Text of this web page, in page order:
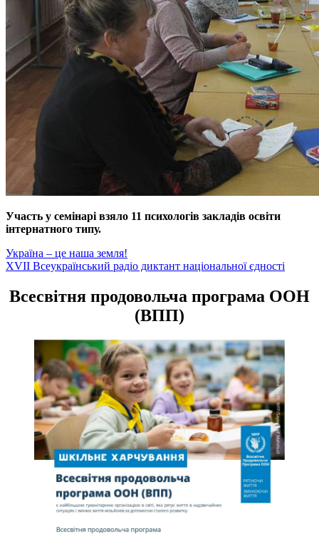
Участь у семінарі взяло 11 психологів закладів освіти
інтернатного типу.
Навігація
записів
Україна – це наша земля!
XVII Всеукраїнський радіо диктант національної єдності
Всесвітня продовольча програма ООН
(ВПП)